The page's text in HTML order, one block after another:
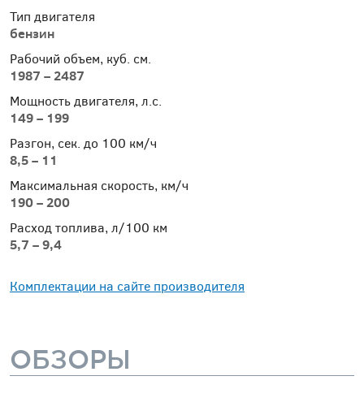
Тип двигателя
бензин
Рабочий объем, куб. см.
1987 – 2487
Мощность двигателя, л.с.
149 – 199
Разгон, сек. до 100 км/ч
8,5 – 11
Максимальная скорость, км/ч
190 – 200
Расход топлива, л/100 км
5,7 – 9,4
Комплектации на сайте производителя
ОБЗОРЫ